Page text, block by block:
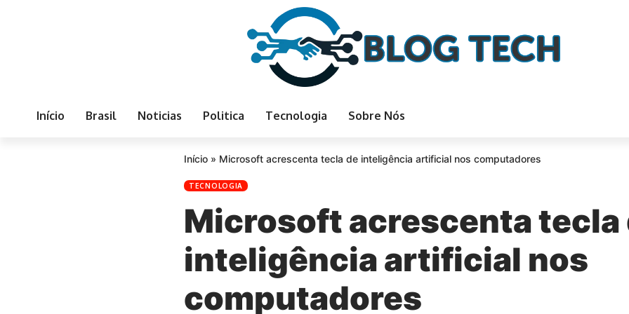
Início Brasil Noticias Politica Tecnologia Sobre Nós
Início » Microsoft acrescenta tecla de inteligência artificial nos computadores
TECNOLOGIA
Microsoft acrescenta tecla
inteligência artificial nos
computadores